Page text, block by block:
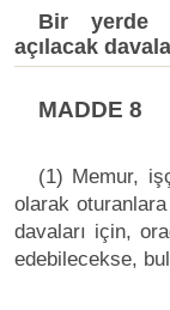
Bir yerde
açılacak
MADDE 8
(1) Memur,
olarak
davaları için,
edebilecekse,